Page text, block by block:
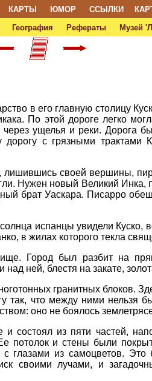
КАРТЫ ЮМОР ССЫЛКИ
География Рефераты Музей
в его главную столицу
По этой дороге легко
ущелья и реки. Дорога
с грязными трактами
своей вершины,
Нужен новый Великий Инка,
брат Уаскара. Писарро
испанцы увидели Куско,
в жилах которого текла
Город был разбит на
ней, блестя на закате,
гранитных блоков.
что между ними нельзя
оно не боялось
из пяти частей,
потолок и стены были
глазами из самоцветов.
своими лучами, и